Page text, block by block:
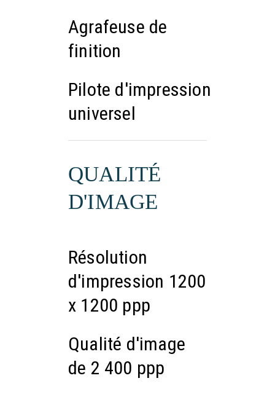
Agrafeuse de
finition
Pilote d'impression
universel
QUALITÉ
D'IMAGE
Résolution
d'impression 1200
x 1200 ppp
Qualité d'image
de 2 400 ppp